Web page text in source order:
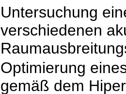
Untersuchung
verschiedenen
Optimierung
gemäß dem